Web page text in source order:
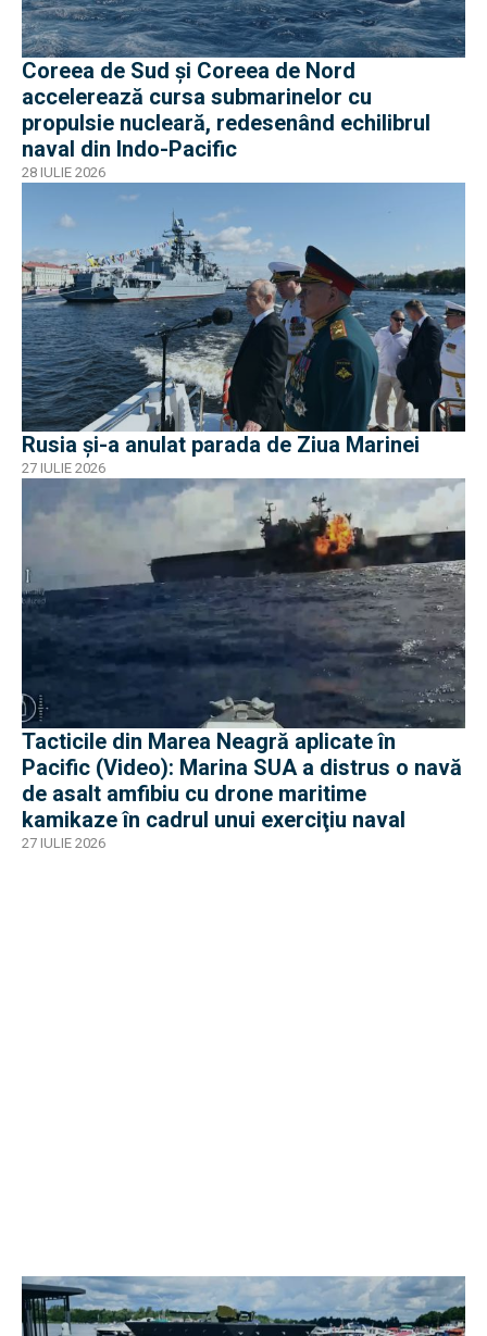
Coreea de Sud și Coreea de Nord
accelerează cursa submarinelor cu
propulsie nucleară, redesenând echilibrul
naval din Indo-Pacific
28 IULIE 2026
Rusia și-a anulat parada de Ziua Marinei
27 IULIE 2026
Tacticile din Marea Neagră aplicate în
Pacific (Video): Marina SUA a distrus o navă
de asalt amfibiu cu drone maritime
kamikaze în cadrul unui exerciţiu naval
27 IULIE 2026